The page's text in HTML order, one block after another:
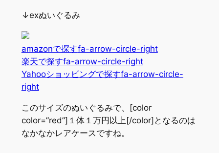
↓exぬいぐるみ
amazonで探すfa-arrow-circle-right
楽天で探すfa-arrow-circle-right
Yahooショッピングで探すfa-arrow-circle-
right
このサイズのぬいぐるみで、[color
color=”red”]１体１万円以上[/color]となるのは
なかなかレアケースですね。